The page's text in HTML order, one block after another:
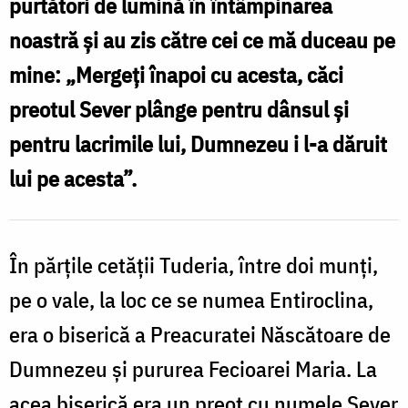
la
viață
care
murise
/
Foto:
Oana
Nechifor
noastră și au zis către cei ce mă duceau pe
mine: „Mergeți înapoi cu acesta, căci
preotul Sever plânge pentru dânsul și
pentru lacrimile lui, Dumnezeu i l-a dăruit
lui pe acesta”.
În părțile cetății Tuderia, între doi munți,
pe o vale, la loc ce se numea Entiroclina,
era o biserică a Preacuratei Născătoare de
Dumnezeu și pururea Fecioarei Maria. La